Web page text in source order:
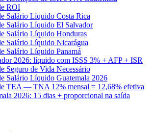
ROI
Salário Líquido Costa Rica
Salário Líquido El Salvador
Salário Líquido Honduras
Salário Líquido Nicarágua
Salário Líquido Panamá
2026: líquido com ISSS 3% + AFP + ISR
Seguro de Vida Necessário
Salário Líquido Guatemala 2026
TEA — TNA 12% mensal = 12,68% efetiva
2026: 15 dias + proporcional na saída